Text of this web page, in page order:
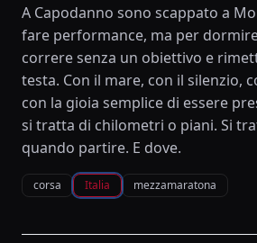
A Capodanno sono scappato a
fare performance, ma per
correre senza un obiettivo e
testa. Con il mare, con il silenzio,
con la gioia semplice di essere
si tratta di chilometri o piani. Si
quando partire. E dove.
corsa Italia mezzamaratona